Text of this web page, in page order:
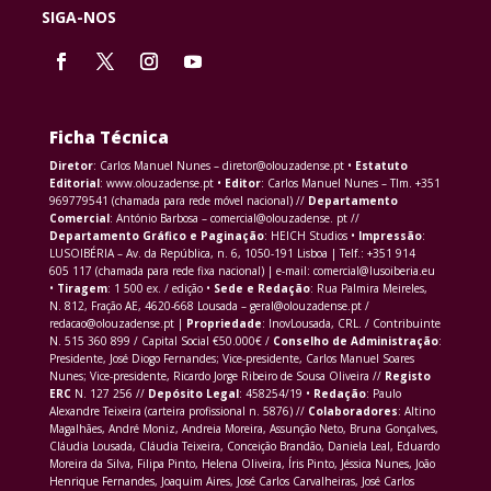
SIGA-NOS
Ficha Técnica
Diretor: Carlos Manuel Nunes – diretor@olouzadense.pt • Estatuto
Editorial: www.olouzadense.pt • Editor: Carlos Manuel Nunes – Tlm. +351
969779541 (chamada para rede móvel nacional) // Departamento
Comercial: António Barbosa – comercial@olouzadense. pt //
Departamento Gráfico e Paginação: HEICH Studios • Impressão:
LUSOIBÉRIA – Av. da República, n. 6, 1050-191 Lisboa | Telf.: +351 914
605 117 (chamada para rede fixa nacional) | e-mail: comercial@lusoiberia.eu
• Tiragem: 1 500 ex. / edição • Sede e Redação: Rua Palmira Meireles,
N. 812, Fração AE, 4620-668 Lousada – geral@olouzadense.pt /
redacao@olouzadense.pt | Propriedade: InovLousada, CRL. / Contribuinte
N. 515 360 899 / Capital Social €50.000€ / Conselho de Administração:
Presidente, José Diogo Fernandes; Vice-presidente, Carlos Manuel Soares
Nunes; Vice-presidente, Ricardo Jorge Ribeiro de Sousa Oliveira // Registo
ERCN. 127 256 // Depósito Legal: 458254/19 • Redação: Paulo
Alexandre Teixeira (carteira profissional n. 5876) // Colaboradores: Altino
Magalhães, André Moniz, Andreia Moreira, Assunção Neto, Bruna Gonçalves,
Cláudia Lousada, Cláudia Teixeira, Conceição Brandão, Daniela Leal, Eduardo
Moreira da Silva, Filipa Pinto, Helena Oliveira, Íris Pinto, Jéssica Nunes, João
Henrique Fernandes, Joaquim Aires, José Carlos Carvalheiras, José Carlos